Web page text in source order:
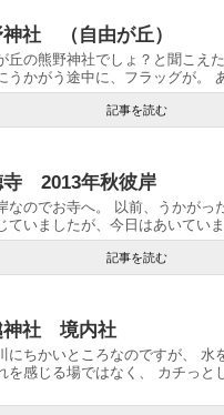
社 （自由が丘）
丘の熊野神社でしょ？と聞こえ
うかがう途中に、フラッグが。
記事を読む
寺 2013年秋彼岸
なのでお寺へ。 以前、うかがっ
ていましたが、今日はあいてい
記事を読む
神社 境内社
にちかいところなのですが、 水
を感じる場ではなく、 カチっと